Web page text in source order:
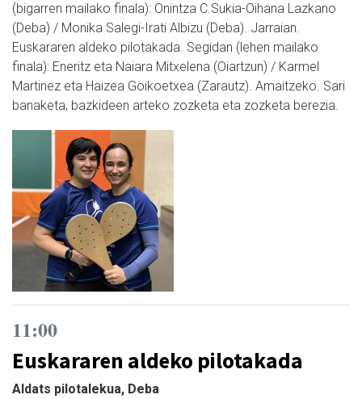
(bigarren mailako finala): Onintza C.Sukia-Oihana Lazkano
(Deba) / Monika Salegi-Irati Albizu (Deba). Jarraian.
Euskararen aldeko pilotakada. Segidan (lehen mailako
finala): Eneritz eta Naiara Mitxelena (Oiartzun) / Karmel
Martinez eta Haizea Goikoetxea (Zarautz). Amaitzeko. Sari
banaketa, bazkideen arteko zozketa eta zozketa berezia.
11:00
Euskararen aldeko pilotakada
Aldats pilotalekua, Deba